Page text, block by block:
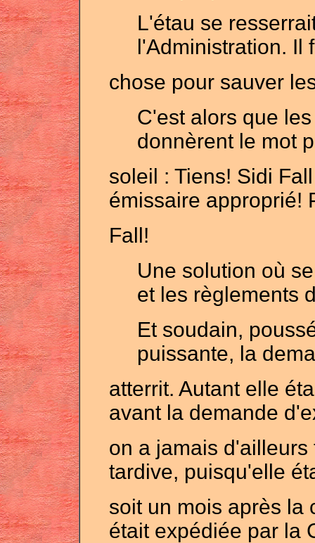
L'étau se
l'Administration. Il
chose pour sauver
C'est alors que
donnèrent le mot
soleil : Tiens! Sidi Fall
émissaire approprié!
Fall!
Une solution où
et les règlements
Et soudain,
puissante, la
atterrit. Autant elle
avant la demande
on a jamais
tardive, puisqu'elle
soit un mois après la
était expédiée par la